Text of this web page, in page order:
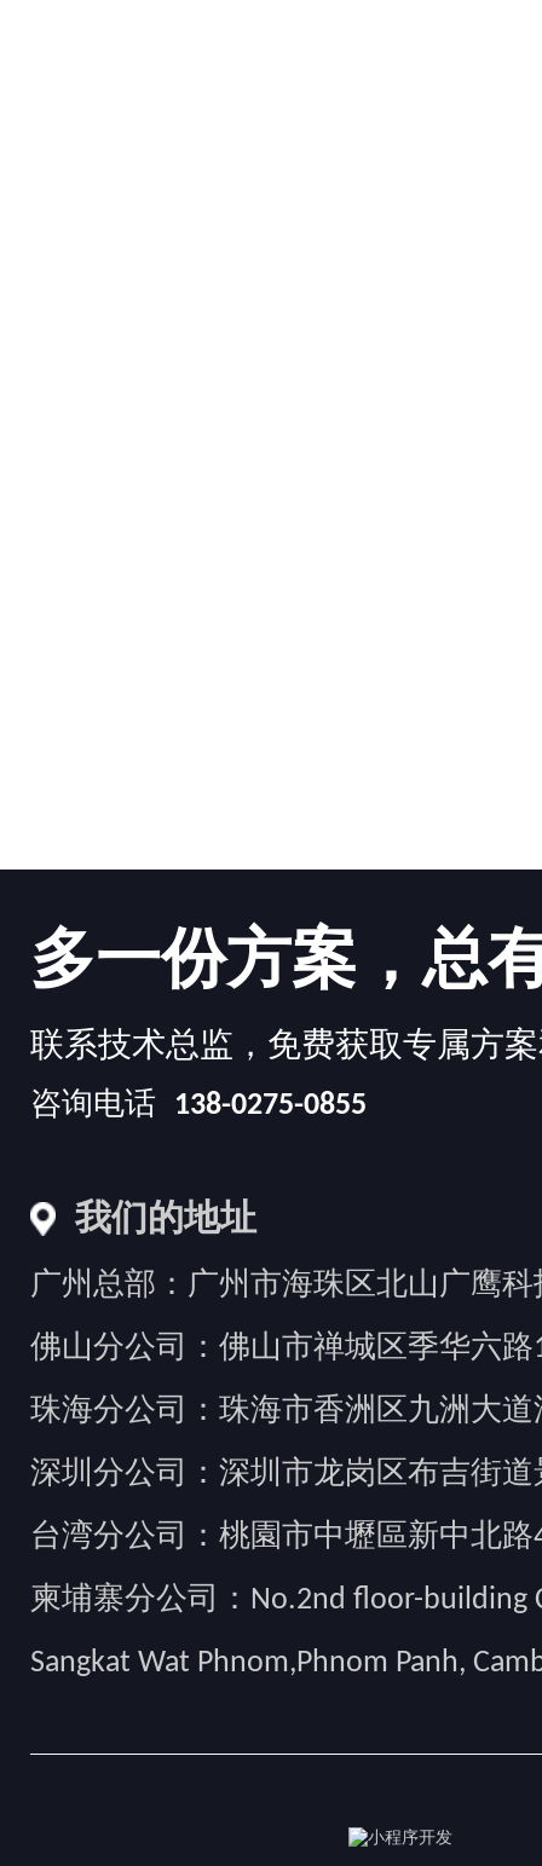
多一份方案，总
联系技术总监，免费获取专属方
咨询电话 138-0275-0855
我们的地址
广州总部：广州市海珠区北山广鹰科
佛山分公司：佛山市禅城区季华六路
珠海分公司：珠海市香洲区九洲大道
深圳分公司：深圳市龙岗区布吉街
台湾分公司：桃園市中壢區新中北路
柬埔寨分公司：No.2nd floor-building
Sangkat Wat Phnom,Phnom Panh,